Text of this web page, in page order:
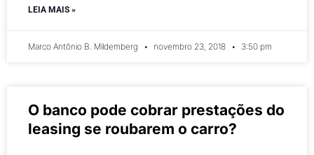
LEIA MAIS »
Marco Antônio B. Mildemberg novembro 23, 2018 3:50 pm
O banco pode cobrar prestações do
leasing se roubarem o carro?